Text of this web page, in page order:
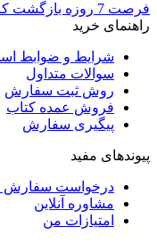
فرصت 7 روزه بازگشت کالا
راهنمای خرید
شرایط و ضوابط
سوالات متداول
روش ثبت سفارش
فروش عمده کتاب
پیگیری سفارش
پیوندهای مفید
درخواست سفارش
مشاوره آنلاین
امتیازات من